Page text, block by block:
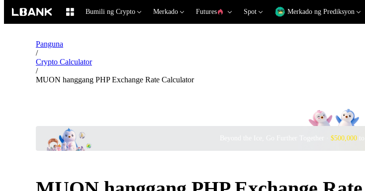
Bumili ng Crypto Merkado Futures Spot Merkado ng Prediksyon
Panguna
/
Crypto Calculator
/
MUON hanggang PHP Exchange Rate Calculator
Beyond the Ice, Go Further Together · $500,000to